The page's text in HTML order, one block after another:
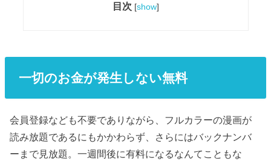
目次 [show]
一切のお金が発生しない無料
会員登録なども不要でありながら、フルカラーの漫画が
読み放題であるにもかかわらず、さらにはバックナンバ
ーまで見放題。一週間後に有料になるなんてこともな